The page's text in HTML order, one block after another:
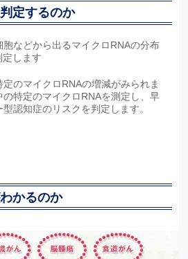
定するのか
などから出るマイクロRNAの分布
します
のマイクロRNAの増減がみられま
特定のマイクロRNAを測定し、早
認知症のリスクを判定します。
かるのか